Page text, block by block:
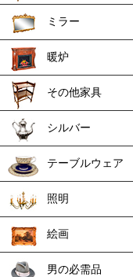
ミラー
暖炉
その他家具
シルバー
テーブルウェア
照明
絵画
男の必需品